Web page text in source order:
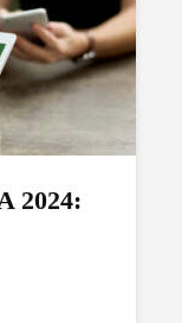
2024: